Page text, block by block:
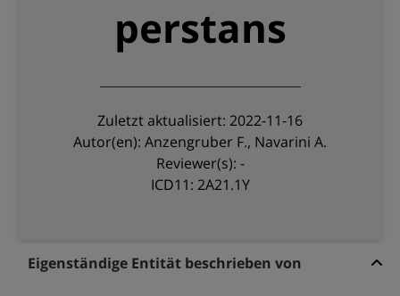
perstans
Zuletzt aktualisiert: 2022-11-16
Autor(en): Anzengruber F., Navarini A.
Reviewer(s): -
ICD11: 2A21.1Y
Eigenständige Entität beschrieben von